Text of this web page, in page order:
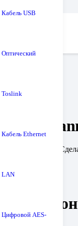
Кабель USB
Оптический
Toslink
Кабель Ethernet
LAN
Цифровой AES-
II
настройками.